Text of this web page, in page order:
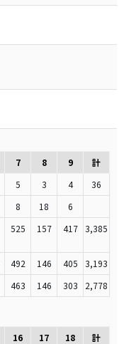
7 8 9
計
5 3 4
36
8 18
6
525 157 417 3,385
492 146 405
3,193
463 146 303 2,778
16 17 18
計